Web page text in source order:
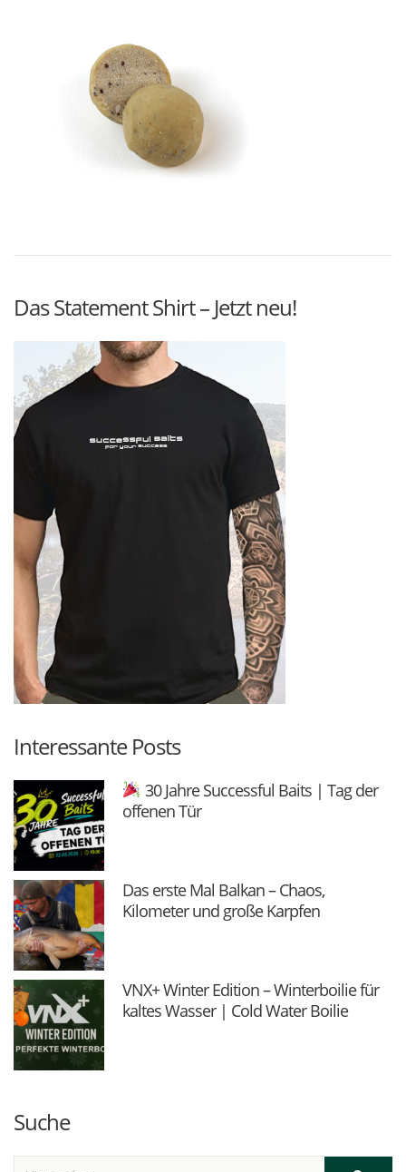
Das Statement Shirt – Jetzt neu!
Interessante Posts
30 Jahre Successful Baits | Tag der
offenen Tür
Das erste Mal Balkan – Chaos,
Kilometer und große Karpfen
VNX+ Winter Edition – Winterboilie für
kaltes Wasser | Cold Water Boilie
Suche